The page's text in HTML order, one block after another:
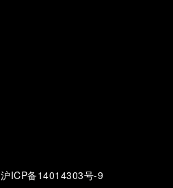
沪ICP备14014303号-9